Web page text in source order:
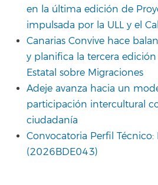
en la última edición de
impulsada por la ULL y el
Canarias Convive hace
y planifica la tercera
Estatal sobre Migraciones
Adeje avanza hacia un
participación intercultural
ciudadanía
Convocatoria Perfil
(2026BDE043)